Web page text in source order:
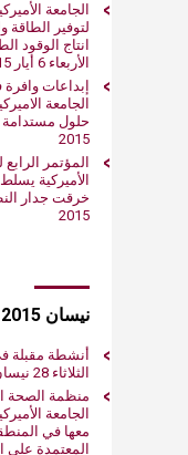
الجامعة
لتوفير
انتاج الوقود
الأربعاء 6 أيار 2015
2015
‬الأميركية
2015
نيسان 2015
أنشطة مقبلة
الثلاثاء 28 نيسان 2015
الجامعة
معها في
المعتمدة على